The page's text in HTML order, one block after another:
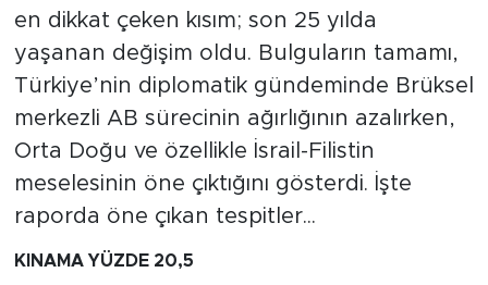
en dikkat çeken kısım; son 25 yılda
yaşanan değişim oldu. Bulguların tamamı,
Türkiye’nin diplomatik gündeminde Brüksel
merkezli AB sürecinin ağırlığının azalırken,
Orta Doğu ve özellikle İsrail-Filistin
meselesinin öne çıktığını gösterdi. İşte
raporda öne çıkan tespitler...
KINAMA YÜZDE 20,5